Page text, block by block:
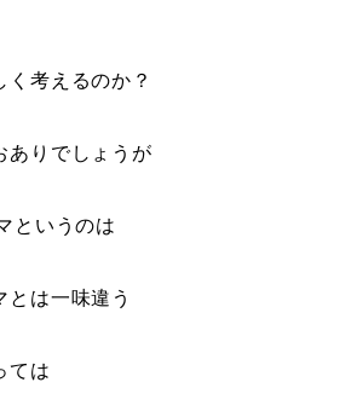
く考えるのか？
ありでしょうが
というのは
とは一味違う
ては